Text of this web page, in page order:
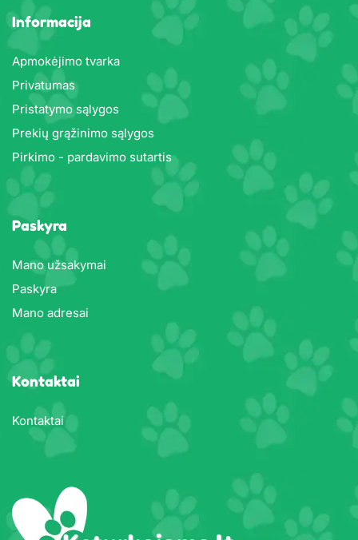
Informacija
Apmokėjimo tvarka
Privatumas
Pristatymo sąlygos
Prekių grąžinimo sąlygos
Pirkimo - pardavimo sutartis
Paskyra
Mano užsakymai
Paskyra
Mano adresai
Kontaktai
Kontaktai